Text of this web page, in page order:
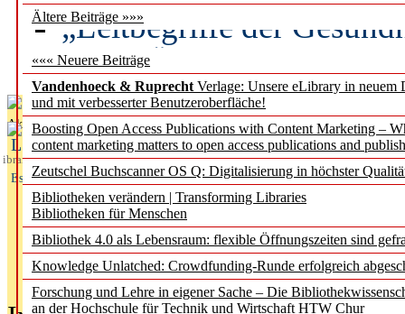
Ältere Beiträge »»»
««« Neuere Beiträge
Vandenhoeck & Ruprecht Verlage: Unsere eLibrary in neuem
und mit verbesserter Benutzeroberfläche!
Boosting Open Access Publications with Content Marketing –
content marketing matters to open access publications and
Zeutschel Buchscanner OS Q: Digitalisierung in höchster
Bibliotheken verändern | Transforming Libraries
Bibliotheken für Menschen
Bibliothek 4.0 als Lebensraum: flexible Öffnungszeiten sind
Knowledge Unlatched: Crowdfunding-Runde erfolgreich
Forschung und Lehre in eigener Sache – Die
an der Hochschule für Technik und Wirtschaft HTW Chur
„Leitbegriffe der
des BIÖG erscheinen
Aktuelles aus
L
ibrary
Essentials